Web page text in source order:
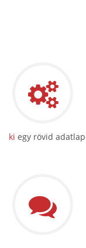
ki egy rövid